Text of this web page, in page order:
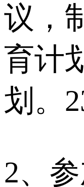
议，
育计
划。
2、